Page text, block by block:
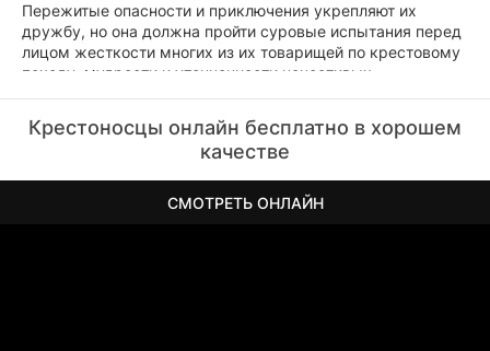
Пережитые опасности и приключения укрепляют их
дружбу, но она должна пройти суровые испытания перед
лицом жесткости многих из их товарищей по крестовому
походу, мудрости и утонченности нечестивых
Крестоносцы онлайн бесплатно в хорошем
качестве
СМОТРЕТЬ ОНЛАЙН